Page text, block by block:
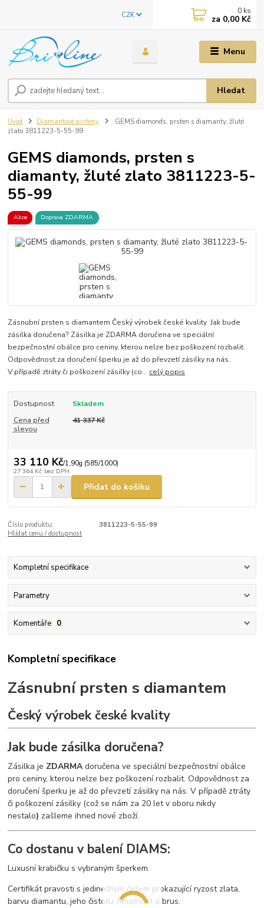
Menu
CZK
Hledat
0 ks
za 0,00 Kč
Úvod Diamantové prsteny
GEMS diamonds, prsten s diamanty, žluté
zlato 3811223-5-55-99
GEMS diamonds, prsten s
diamanty, žluté zlato 3811223-5-
55-99
Akce Doprava ZDARMA
Zásnubní prsten s diamantem Český výrobek české kvality Jak bude
zásilka doručena? Zásilka je ZDARMA doručena ve speciální
bezpečnostní obálce pro ceniny, kterou nelze bez poškození rozbalit.
Odpovědnost za doručení šperku je až do převzetí zásilky na nás.
V případě ztráty či poškození zásilky (co... celý popis
Dostupnost
Skladem
Cena před
slevou
41 337 Kč
33 110 Kč/1,90g (585/1000)
27 364 Kč bez DPH
Přidat do košíku
Číslo produktu:
3811223-5-55-99
Hlídat cenu / dostupnost
Kompletní specifikace
Parametry
Komentáře 0
Kompletní specifikace
Zásnubní prsten s diamantem
Český výrobek české kvality
Jak bude zásilka doručena?
Zásilka je ZDARMAdoručena ve speciální bezpečnostní obálce
pro ceniny, kterou nelze bez poškození rozbalit. Odpovědnost za
doručení šperku je až do převzetí zásilky na nás. V případě ztráty
či poškození zásilky (což se nám za 20 let v oboru nikdy
nestalo) zašleme ihned nové zboží.
Co dostanu v balení DIAMS:
Luxusní krabičku s vybraným šperkem.
Certifikát pravosti s jedinečným číslem prokazující ryzost zlata,
barvu diamantu, jeho čistotu, hmotnost a brus.